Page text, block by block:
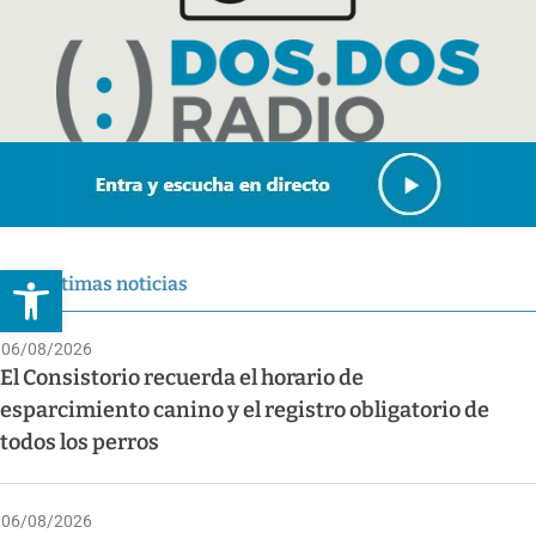
Abrir barra de herramientas
Últimas noticias
06/08/2026
El Consistorio recuerda el horario de
esparcimiento canino y el registro obligatorio de
todos los perros
06/08/2026